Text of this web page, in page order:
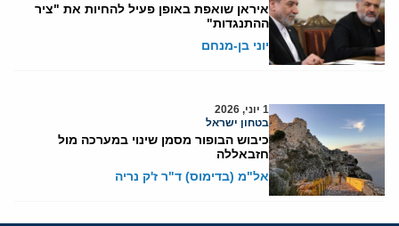
איראן שואפת באופן פעיל להחיות את "ציר
ההתנגדות"
יוני בן-מנחם
1 יוני, 2026
בטחון ישראל
כיבוש הבופור מסמן שינוי במערכה מול
חזבאללה
אל"מ (בדימוס) ד"ר ז'ק נריה